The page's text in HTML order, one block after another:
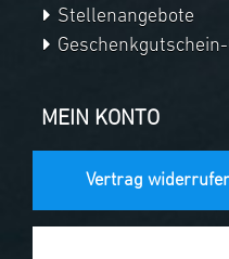
Stellenangebote
MEIN KONTO
Vertrag